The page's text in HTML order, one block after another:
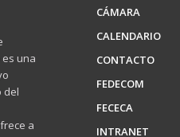
es una
del
a
CÁMARA
CALENDARIO
CONTACTO
FEDECOM
FECECA
INTRANET